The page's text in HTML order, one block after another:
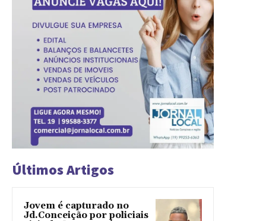
Últimos Artigos
Jovem é capturado no
Jd.Conceição por policiais